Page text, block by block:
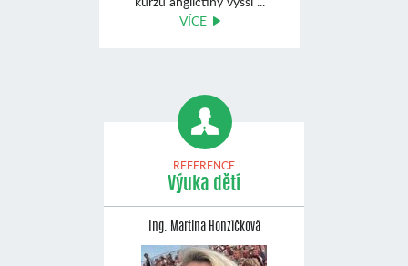
VÍCE
REFERENCE
Výuka dětí
Ing. Martina Honzíčková